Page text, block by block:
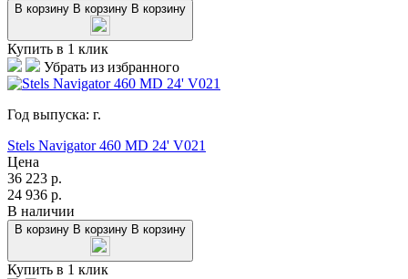
В корзину В корзину В корзину
Купить в 1 клик
Убрать из избранного
Год выпуска: г.
Stels Navigator 460 MD 24' V021
Цена
36 223 р.
24 936 р.
В наличии
В корзину В корзину В корзину
Купить в 1 клик